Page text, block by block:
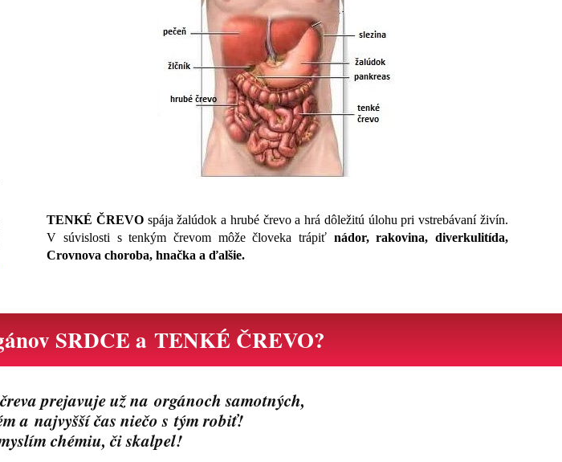
TENKÉ ČREVOspája žalúdok a hrubé črevo a hrá dôležitú úlohu pri vstrebávaní živín.
V súvislosti s tenkým črevom môže človeka trápiť nádor, rakovina, diverkulitída,
Crovnova choroba, hnačka a ďalšie.
SRDCE a TENKÉ ČREVO?
prejavuje už na orgánoch samotných,
a najvyšší čas niečo s tým robiť!
chémiu, či skalpel!